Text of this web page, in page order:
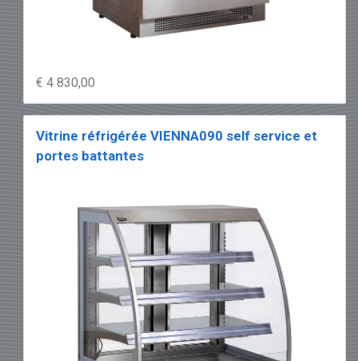
€ 4 830,00
Vitrine réfrigérée VIENNA090 self service et
portes battantes